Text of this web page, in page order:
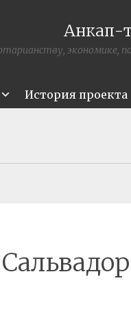
Анкап-
экономике,
История проекта